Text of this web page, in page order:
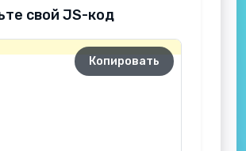
свой JS-код
Копировать